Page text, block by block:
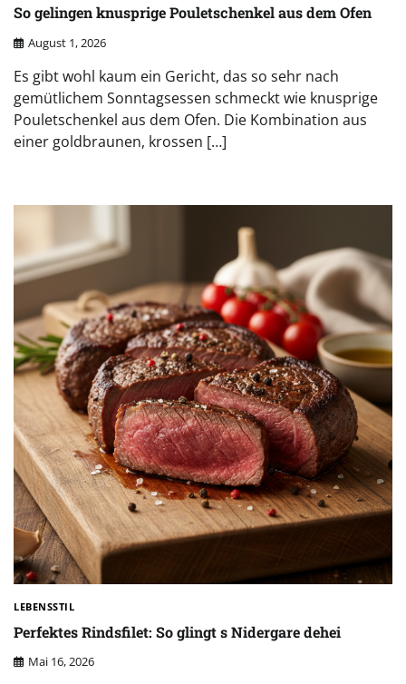
So gelingen knusprige Pouletschenkel aus dem Ofen
August 1, 2026
Es gibt wohl kaum ein Gericht, das so sehr nach
gemütlichem Sonntagsessen schmeckt wie knusprige
Pouletschenkel aus dem Ofen. Die Kombination aus
einer goldbraunen, krossen […]
LEBENSSTIL
Perfektes Rindsfilet: So glingt s Nidergare dehei
Mai 16, 2026